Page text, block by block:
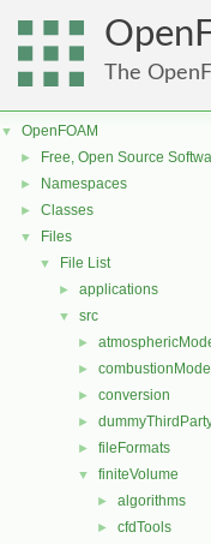
The
▼ OpenFOAM
► Free, Open Source
► Namespaces
► Classes
▼ Files
▼ File List
► applications
▼ src
►
►
► conversion
►
► fileFormats
▼ finiteVolume
► algorithms
► cfdTools